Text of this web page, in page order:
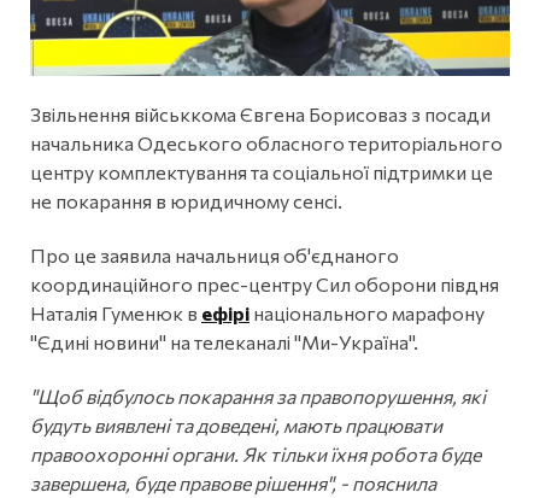
Звільнення військкома Євгена Борисоваз з посади
начальника Одеського обласного територіального
центру комплектування та соціальної підтримки це
не покарання в юридичному сенсі.
Про це заявила начальниця об'єднаного
координаційного прес-центру Сил оборони півдня
Наталія Гуменюк в ефірі національного марафону
"Єдині новини" на телеканалі "Ми-Україна".
"Щоб відбулось покарання за правопорушення, які
будуть виявлені та доведені, мають працювати
правоохоронні органи. Як тільки їхня робота буде
завершена, буде правове рішення", - пояснила